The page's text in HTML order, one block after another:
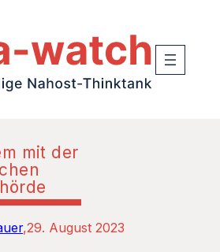
mit der
29. August 2023